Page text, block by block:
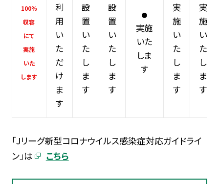
100％
収容
にて
実施
いた
します
利
用
い
た
だ
け
ま
す
設
置
い
た
し
ま
す
設
置
い
た
し
ま
す
●
実施
いた
しま
す
実
施
い
た
し
ま
す
実
施
い
た
し
ま
す
「Jリーグ新型コロナウイルス感染症対応ガイドライ
ン」は
こちら